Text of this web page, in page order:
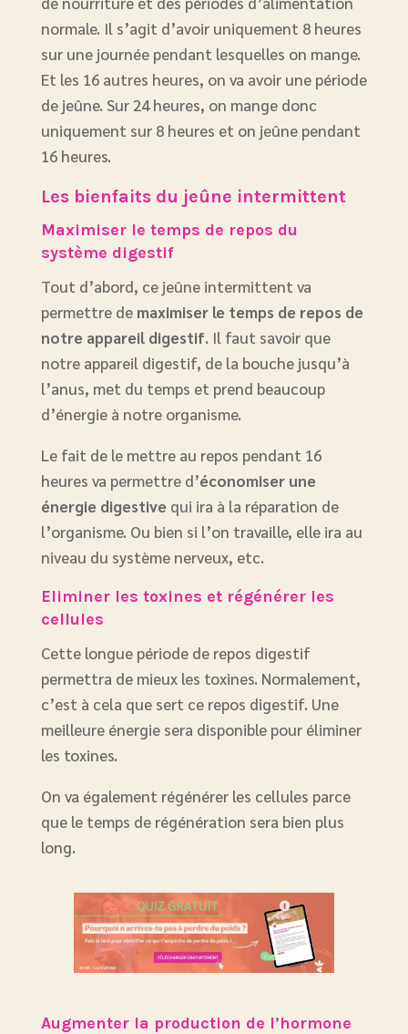
normale. Il s’agit d’avoir uniquement 8 heures
sur une journée pendant lesquelles on mange.
Et les 16 autres heures, on va avoir une période
de jeûne. Sur 24 heures, on mange donc
uniquement sur 8 heures et on jeûne pendant
16 heures.
Les bienfaits du jeûne intermittent
Maximiser le temps de repos du
système digestif
Tout d’abord, ce jeûne intermittent va
permettre de maximiser le temps de repos de
notre appareil digestif. Il faut savoir que
notre appareil digestif, de la bouche jusqu’à
l’anus, met du temps et prend beaucoup
d’énergie à notre organisme.
Le fait de le mettre au repos pendant 16
heures va permettre d’économiser une
énergie digestive qui ira à la réparation de
l’organisme. Ou bien si l’on travaille, elle ira au
niveau du système nerveux, etc.
Eliminer les toxines et régénérer les
cellules
Cette longue période de repos digestif
permettra de mieux les toxines. Normalement,
c’est à cela que sert ce repos digestif. Une
meilleure énergie sera disponible pour éliminer
les toxines.
On va également régénérer les cellules parce
que le temps de régénération sera bien plus
long.
Augmenter la production de l’hormone